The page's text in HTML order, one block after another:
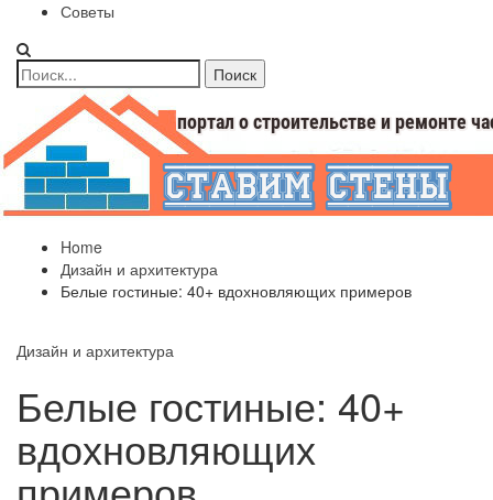
Советы
Home
Дизайн и архитектура
Белые гостиные: 40+ вдохновляющих примеров
Дизайн и архитектура
Белые гостиные: 40+
вдохновляющих